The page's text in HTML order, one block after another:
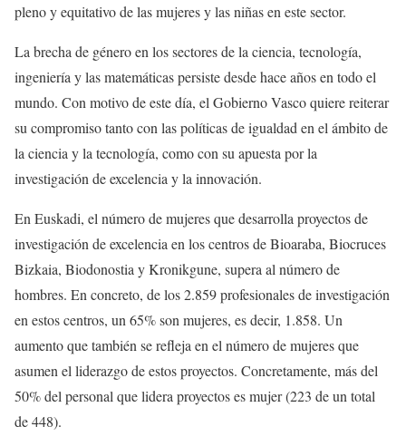
pleno y equitativo de las mujeres y las niñas en este sector.
La brecha de género en los sectores de la ciencia, tecnología,
ingeniería y las matemáticas persiste desde hace años en todo el
mundo. Con motivo de este día, el Gobierno Vasco quiere reiterar
su compromiso tanto con las políticas de igualdad en el ámbito de
la ciencia y la tecnología, como con su apuesta por la
investigación de excelencia y la innovación.
En Euskadi, el número de mujeres que desarrolla proyectos de
investigación de excelencia en los centros de Bioaraba, Biocruces
Bizkaia, Biodonostia y Kronikgune, supera al número de
hombres. En concreto, de los 2.859 profesionales de investigación
en estos centros, un 65% son mujeres, es decir, 1.858. Un
aumento que también se refleja en el número de mujeres que
asumen el liderazgo de estos proyectos. Concretamente, más del
50% del personal que lidera proyectos es mujer (223 de un total
de 448).